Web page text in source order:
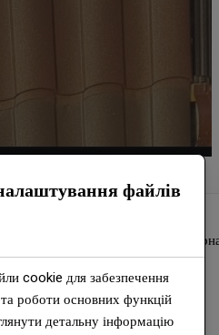
/ Планка вітрова
3 ТЕРМАСТИЛ
файлів
cookie для забезпечення
та роботи основних функцій
детальну інформацію